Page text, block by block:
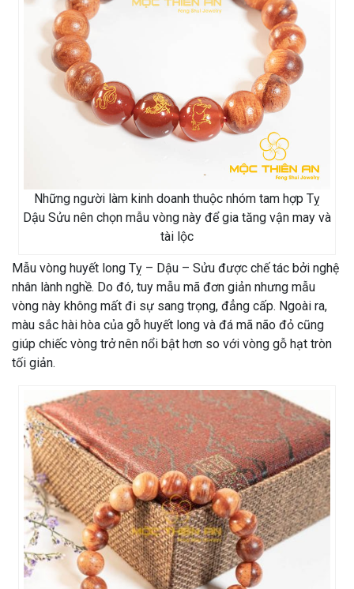
Những người làm kinh doanh thuộc nhóm tam hợp Tỵ
Dậu Sửu nên chọn mẫu vòng này để gia tăng vận may và
tài lộc
Mẫu vòng huyết long Tỵ – Dậu – Sửu được chế tác bởi nghệ
nhân lành nghề. Do đó, tuy mẫu mã đơn giản nhưng mẫu
vòng này không mất đi sự sang trọng, đẳng cấp. Ngoài ra,
màu sắc hài hòa của gỗ huyết long và đá mã não đỏ cũng
giúp chiếc vòng trở nên nổi bật hơn so với vòng gỗ hạt tròn
tối giản.